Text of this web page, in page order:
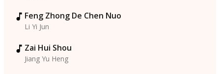
Feng Zhong De Chen Nuo
Li Yi Jun
Zai Hui Shou
Jiang Yu Heng